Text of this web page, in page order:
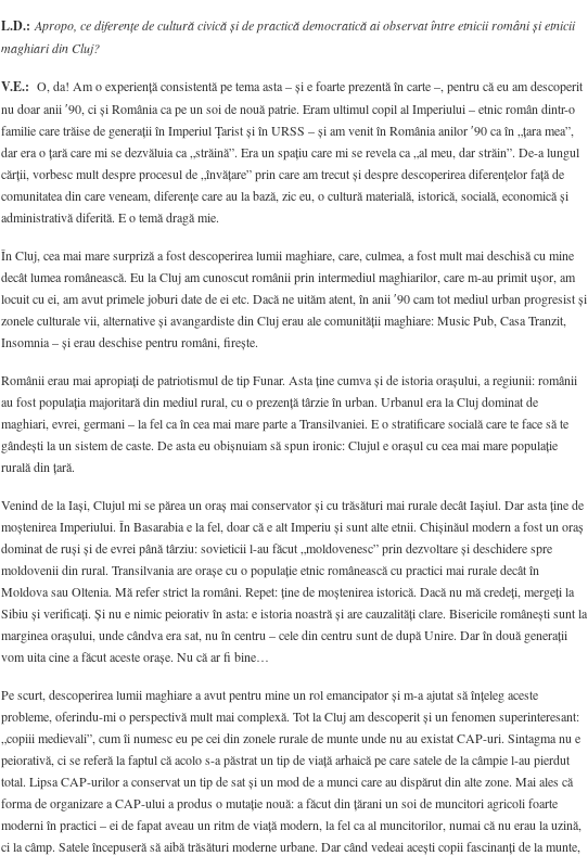
L.D.: Apropo, ce diferențe de cultură civică și de practică democratică ai observat între etnicii români și etnicii
maghiari din Cluj?
V.E.: O, da! Am o experiență consistentă pe tema asta – și e foarte prezentă în carte –, pentru că eu am descoperit
nu doar anii ʹ90, ci și România ca pe un soi de nouă patrie. Eram ultimul copil al Imperiului – etnic român dintr-o
familie care trăise de generații în Imperiul Țarist și în URSS – și am venit în România anilor ʹ90 ca în „țara mea”,
dar era o țară care mi se dezvăluia ca „străină”. Era un spațiu care mi se revela ca „al meu, dar străin”. De-a lungul
cărții, vorbesc mult despre procesul de „învățare” prin care am trecut și despre descoperirea diferențelor față de
comunitatea din care veneam, diferențe care au la bază, zic eu, o cultură materială, istorică, socială, economică și
administrativă diferită. E o temă dragă mie.
În Cluj, cea mai mare surpriză a fost descoperirea lumii maghiare, care, culmea, a fost mult mai deschisă cu mine
decât lumea românească. Eu la Cluj am cunoscut românii prin intermediul maghiarilor, care m-au primit ușor, am
locuit cu ei, am avut primele joburi date de ei etc. Dacă ne uităm atent, în anii ʹ90 cam tot mediul urban progresist și
zonele culturale vii, alternative și avangardiste din Cluj erau ale comunității maghiare: Music Pub, Casa Tranzit,
Insomnia – și erau deschise pentru români, firește.
Românii erau mai apropiați de patriotismul de tip Funar. Asta ține cumva și de istoria orașului, a regiunii: românii
au fost populația majoritară din mediul rural, cu o prezență târzie în urban. Urbanul era la Cluj dominat de
maghiari, evrei, germani – la fel ca în cea mai mare parte a Transilvaniei. E o stratificare socială care te face să te
gândești la un sistem de caste. De asta eu obișnuiam să spun ironic: Clujul e orașul cu cea mai mare populație
rurală din țară.
Venind de la Iași, Clujul mi se părea un oraș mai conservator și cu trăsături mai rurale decât Iașiul. Dar asta ține de
moștenirea Imperiului. În Basarabia e la fel, doar că e alt Imperiu și sunt alte etnii. Chișinăul modern a fost un oraș
dominat de ruși și de evrei până târziu: sovieticii l-au făcut „moldovenesc” prin dezvoltare și deschidere spre
moldovenii din rural. Transilvania are orașe cu o populație etnic românească cu practici mai rurale decât în
Moldova sau Oltenia. Mă refer strict la români. Repet: ține de moștenirea istorică. Dacă nu mă credeți, mergeți la
Sibiu și verificați. Și nu e nimic peiorativ în asta: e istoria noastră și are cauzalități clare. Bisericile românești sunt la
marginea orașului, unde cândva era sat, nu în centru – cele din centru sunt de după Unire. Dar în două generații
vom uita cine a făcut aceste orașe. Nu că ar fi bine…
Pe scurt, descoperirea lumii maghiare a avut pentru mine un rol emancipator și m-a ajutat să înțeleg aceste
probleme, oferindu-mi o perspectivă mult mai complexă. Tot la Cluj am descoperit și un fenomen superinteresant:
„copiii medievali”, cum îi numesc eu pe cei din zonele rurale de munte unde nu au existat CAP-uri. Sintagma nu e
peiorativă, ci se referă la faptul că acolo s-a păstrat un tip de viață arhaică pe care satele de la câmpie l-au pierdut
total. Lipsa CAP-urilor a conservat un tip de sat și un mod de a munci care au dispărut din alte zone. Mai ales că
forma de organizare a CAP-ului a produs o mutație nouă: a făcut din țărani un soi de muncitori agricoli foarte
moderni în practici – ei de fapat aveau un ritm de viață modern, la fel ca al muncitorilor, numai că nu erau la uzină,
ci la câmp. Satele începuseră să aibă trăsături moderne urbane. Dar când vedeai acești copii fascinanți de la munte,